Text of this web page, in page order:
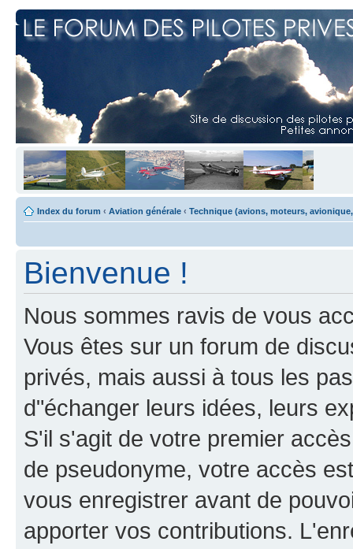
Index du forum ‹ Aviation générale ‹ Technique (avions, moteurs,
Bienvenue !
Nous sommes ravis de vous
Vous êtes sur un forum de
privés, mais aussi à tous les
d"échanger leurs idées, leurs
S'il s'agit de votre premier
de pseudonyme, votre accès
vous enregistrer avant de
apporter vos contributions.